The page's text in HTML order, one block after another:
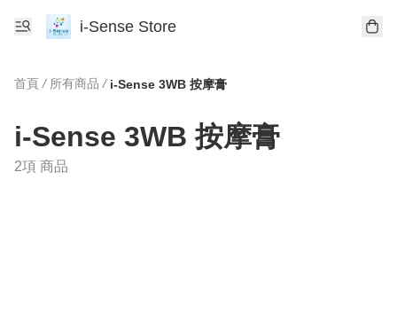
i-Sense Store
首頁 / 所有商品 / i-Sense 3WB 按摩膏
i-Sense 3WB 按摩膏
2項 商品